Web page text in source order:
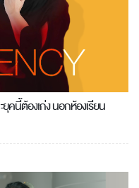
คนี้ต้องเก่ง นอกห้องเรียน